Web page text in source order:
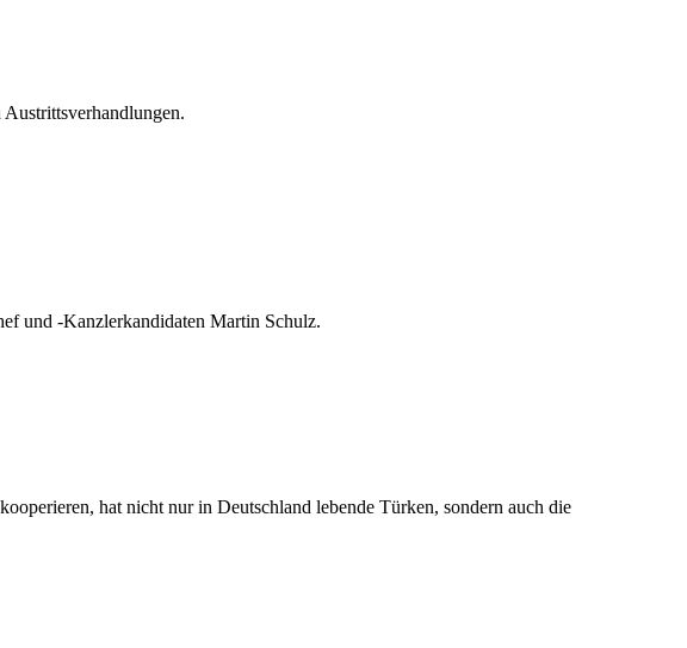
und -Kanzlerkandidaten Martin Schulz.
hat nicht nur in Deutschland lebende Türken, sondern auch die